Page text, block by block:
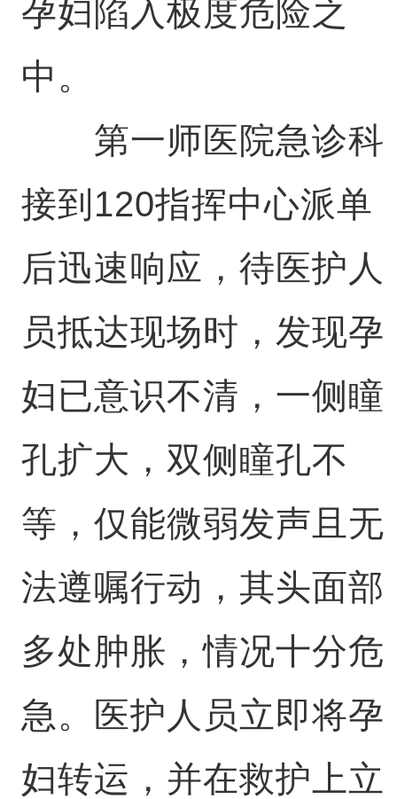
孕妇陷入极度危险之
中。
第一师医院急诊科
接到120指挥中心派单
后迅速响应，待医护人
员抵达现场时，发现孕
妇已意识不清，一侧瞳
孔扩大，双侧瞳孔不
等，仅能微弱发声且无
法遵嘱行动，其头面部
多处肿胀，情况十分危
急。医护人员立即将孕
妇转运，并在救护上立